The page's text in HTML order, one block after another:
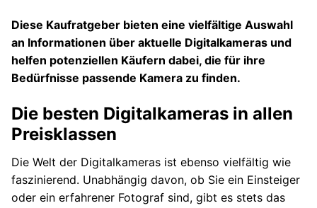
Diese Kaufratgeber bieten eine vielfältige Auswahl
an Informationen über aktuelle Digitalkameras und
helfen potenziellen Käufern dabei, die für ihre
Bedürfnisse passende Kamera zu finden.
Die besten Digitalkameras in allen
Preisklassen
Die Welt der Digitalkameras ist ebenso vielfältig wie
faszinierend. Unabhängig davon, ob Sie ein Einsteiger
oder ein erfahrener Fotograf sind, gibt es stets das